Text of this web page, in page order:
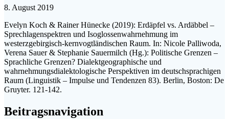
8. August 2019
Evelyn Koch & Rainer Hünecke (2019): Erdäpfel vs. Ardäbbel –
Sprechlagenspektren und Isoglossenwahrnehmung im
westerzgebirgisch-kernvogtländischen Raum. In: Nicole Palliwoda,
Verena Sauer & Stephanie Sauermilch (Hg.): Politische Grenzen –
Sprachliche Grenzen? Dialektgeographische und
wahrnehmungsdialektologische Perspektiven im deutschsprachigen
Raum (Linguistik – Impulse und Tendenzen 83). Berlin, Boston: De
Gruyter. 121-142.
Beitragsnavigation